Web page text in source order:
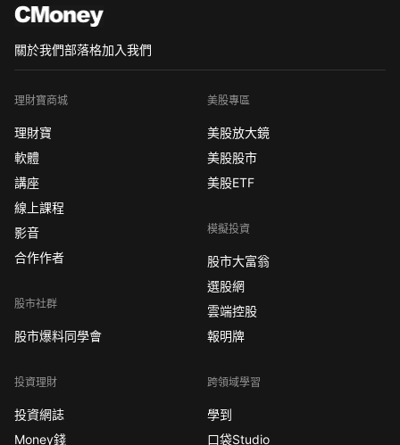
關於我們部落格加入我們
理財寶商城
理財寶
軟體
講座
線上課程
影音
合作作者
股市社群
股市爆料同學會
投資理財
投資網誌
Money錢
美股專區
美股放大鏡
美股股市
美股ETF
模擬投資
股市大富翁
選股網
雲端控股
報明牌
跨領域學習
學到
口袋Studio